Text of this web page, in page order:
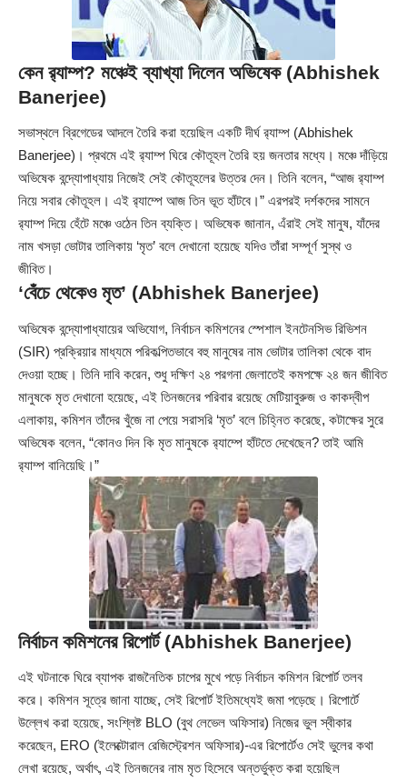
কেন র‍্যাম্প? মঞ্চেই ব্যাখ্যা দিলেন অভিষেক (Abhishek
Banerjee)
সভাস্থলে ব্রিগেডের আদলে তৈরি করা হয়েছিল একটি দীর্ঘ র‍্যাম্প (Abhishek
Banerjee)। প্রথমে এই র‍্যাম্প ঘিরে কৌতূহল তৈরি হয় জনতার মধ্যে। মঞ্চে দাঁড়িয়ে
অভিষেক বন্দ্যোপাধ্যায় নিজেই সেই কৌতূহলের উত্তর দেন। তিনি বলেন, “আজ র‍্যাম্প
নিয়ে সবার কৌতূহল। এই র‍্যাম্পে আজ তিন ভূত হাঁটবে।” এরপরই দর্শকদের সামনে
র‍্যাম্প দিয়ে হেঁটে মঞ্চে ওঠেন তিন ব্যক্তি। অভিষেক জানান, এঁরাই সেই মানুষ, যাঁদের
নাম খসড়া ভোটার তালিকায় ‘মৃত’ বলে দেখানো হয়েছে যদিও তাঁরা সম্পূর্ণ সুস্থ ও
জীবিত।
‘বেঁচে থেকেও মৃত’ (Abhishek Banerjee)
অভিষেক বন্দ্যোপাধ্যায়ের অভিযোগ, নির্বাচন কমিশনের স্পেশাল ইনটেনসিভ রিভিশন
(SIR) প্রক্রিয়ার মাধ্যমে পরিকল্পিতভাবে বহু মানুষের নাম ভোটার তালিকা থেকে বাদ
দেওয়া হচ্ছে। তিনি দাবি করেন, শুধু দক্ষিণ ২৪ পরগনা জেলাতেই কমপক্ষে ২৪ জন জীবিত
মানুষকে মৃত দেখানো হয়েছে, এই তিনজনের পরিবার রয়েছে মেটিয়াবুরুজ ও কাকদ্বীপ
এলাকায়, কমিশন তাঁদের খুঁজে না পেয়ে সরাসরি ‘মৃত’ বলে চিহ্নিত করেছে, কটাক্ষের সুরে
অভিষেক বলেন, “কোনও দিন কি মৃত মানুষকে র‍্যাম্পে হাঁটতে দেখেছেন? তাই আমি
র‍্যাম্প বানিয়েছি।”
নির্বাচন কমিশনের রিপোর্ট (Abhishek Banerjee)
এই ঘটনাকে ঘিরে ব্যাপক রাজনৈতিক চাপের মুখে পড়ে নির্বাচন কমিশন রিপোর্ট তলব
করে। কমিশন সূত্রে জানা যাচ্ছে, সেই রিপোর্ট ইতিমধ্যেই জমা পড়েছে। রিপোর্টে
উল্লেখ করা হয়েছে, সংশ্লিষ্ট BLO (বুথ লেভেল অফিসার) নিজের ভুল স্বীকার
করেছেন, ERO (ইলেক্টোরাল রেজিস্ট্রেশন অফিসার)-এর রিপোর্টেও সেই ভুলের কথা
লেখা রয়েছে, অর্থাৎ, এই তিনজনের নাম মৃত হিসেবে অন্তর্ভুক্ত করা হয়েছিল